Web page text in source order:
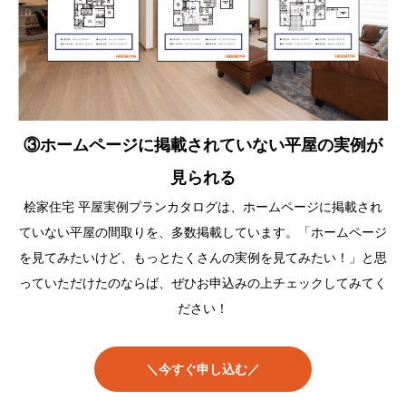
③ホームページに掲載されていない平屋の実例が
見られる
桧家住宅 平屋実例プランカタログは、ホームページに掲載され
ていない平屋の間取りを、多数掲載しています。「ホームページ
を見てみたいけど、もっとたくさんの実例を見てみたい！」と思
っていただけたのならば、ぜひお申込みの上チェックしてみてく
ださい！
＼今すぐ申し込む／